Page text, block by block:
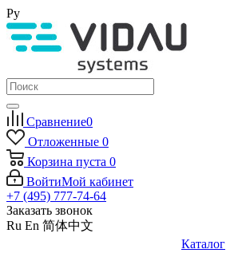
Ру
Сравнение0
Отложенные 0
Корзина пуста 0
ВойтиМой кабинет
+7 (495) 777-74-64
Заказать звонок
Ru En 简体中文
Каталог